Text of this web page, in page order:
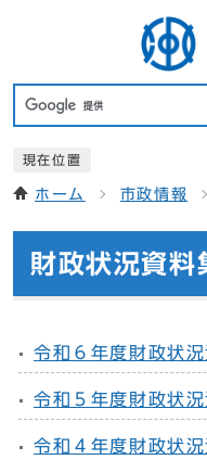
現在位置
ホーム 市政情報
財政状況資料
令和６年度財政状
令和５年度財政状
令和４年度財政状